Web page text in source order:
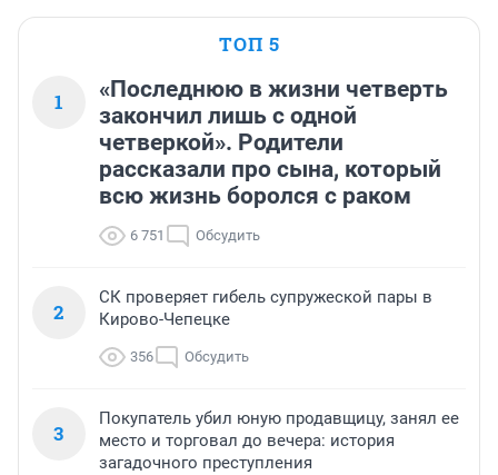
ТОП 5
1
«Последнюю в жизни четверть
закончил лишь с одной
четверкой». Родители
рассказали про сына, который
всю жизнь боролся с раком
6 751 Обсудить
2
СК проверяет гибель супружеской пары в
Кирово-Чепецке
356 Обсудить
3
Покупатель убил юную продавщицу, занял ее
место и торговал до вечера: история
загадочного преступления